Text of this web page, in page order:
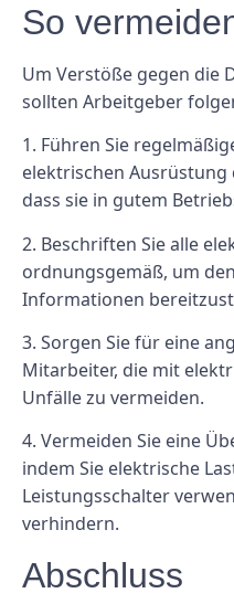
So
Um Verstöße gegen die
sollten Arbeitgeber
1. Führen Sie
elektrischen
dass sie in gutem
2. Beschriften Sie alle
ordnungsgemäß, um
Informationen
3. Sorgen Sie für eine
Mitarbeiter, die mit
Unfälle zu vermeiden.
4. Vermeiden Sie eine
indem Sie elektrische
Leistungsschalter
verhindern.
Abschluss